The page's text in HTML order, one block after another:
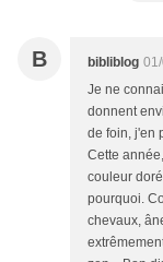
B bibliblog
Je ne
donnent
de foin, j'en
Cette
couleur
pourquoi.
chevaux,